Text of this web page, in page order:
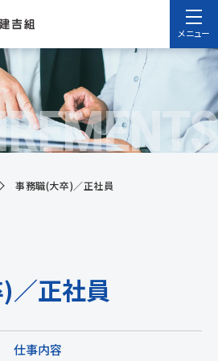
メニュー
事務職(大卒)／正社員
／正社員
仕事内容